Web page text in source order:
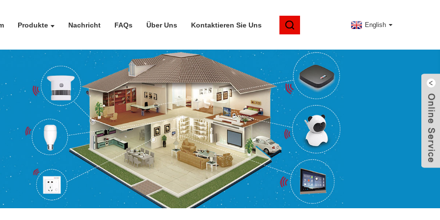
Produkte Nachricht FAQs Über Uns Kontaktieren Sie Uns English